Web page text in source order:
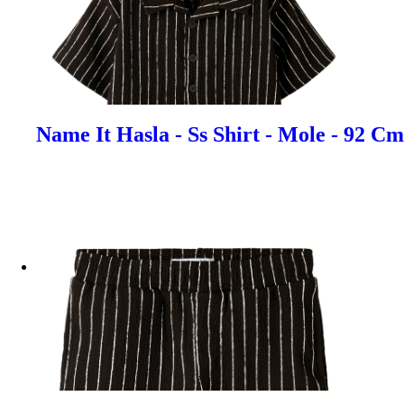
Name It Hasla - Ss Shirt - Mole - 92 Cm